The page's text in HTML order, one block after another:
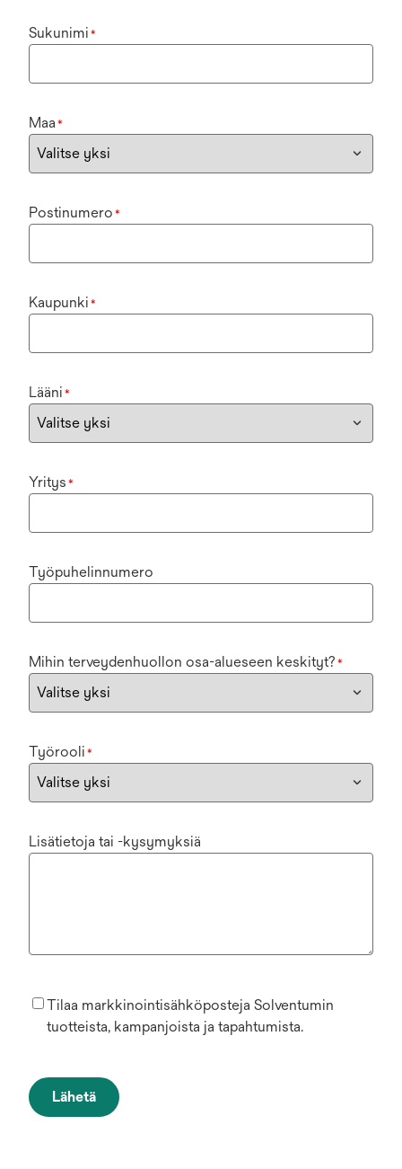
Sukunimi *
Maa *
Postinumero *
Kaupunki *
Lääni *
Yritys *
Työpuhelinnumero
Mihin terveydenhuollon osa-alueseen keskityt? *
Työrooli *
Lisätietoja tai -kysymyksiä
Tilaa markkinointisähköposteja Solventumin
tuotteista, kampanjoista ja tapahtumista.
Lähetä